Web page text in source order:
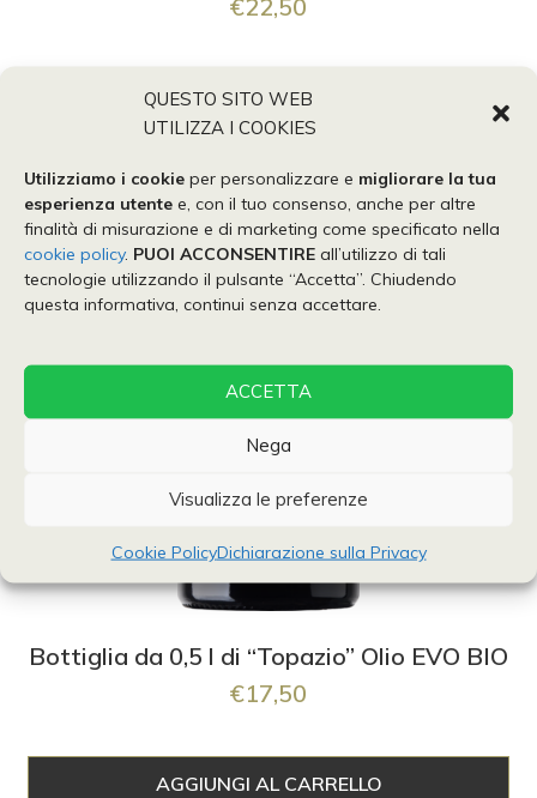
QUESTO SITO WEB
UTILIZZA I COOKIES
Utilizziamo i cookie per personalizzare e migliorare la tua
esperienza utente e, con il tuo consenso, anche per altre
finalità di misurazione e di marketing come specificato nella
cookie policy. PUOI ACCONSENTIRE all’utilizzo di tali
tecnologie utilizzando il pulsante “Accetta”. Chiudendo
questa informativa, continui senza accettare.
ACCETTA
Nega
Visualizza le preferenze
Cookie PolicyDichiarazione sulla Privacy
€22,50
AGGIUNGI AL CARRELLO
Bottiglia da 0,5 l di “Topazio” Olio EVO BIO
€17,50
AGGIUNGI AL CARRELLO